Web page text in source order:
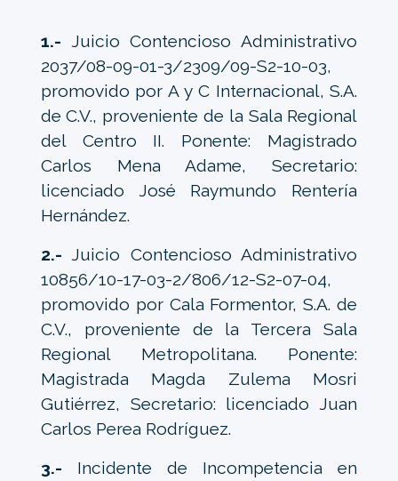
1.- Juicio Contencioso Administrativo
2037/08-09-01-3/2309/09-S2-10-03,
promovido por A y C Internacional, S.A.
de C.V., proveniente de la Sala Regional
del Centro II. Ponente: Magistrado
Carlos Mena Adame, Secretario:
licenciado José Raymundo Rentería
Hernández.
2.- Juicio Contencioso Administrativo
10856/10-17-03-2/806/12-S2-07-04,
promovido por Cala Formentor, S.A. de
C.V., proveniente de la Tercera Sala
Regional Metropolitana. Ponente:
Magistrada Magda Zulema Mosri
Gutiérrez, Secretario: licenciado Juan
Carlos Perea Rodríguez.
3.- Incidente de Incompetencia en